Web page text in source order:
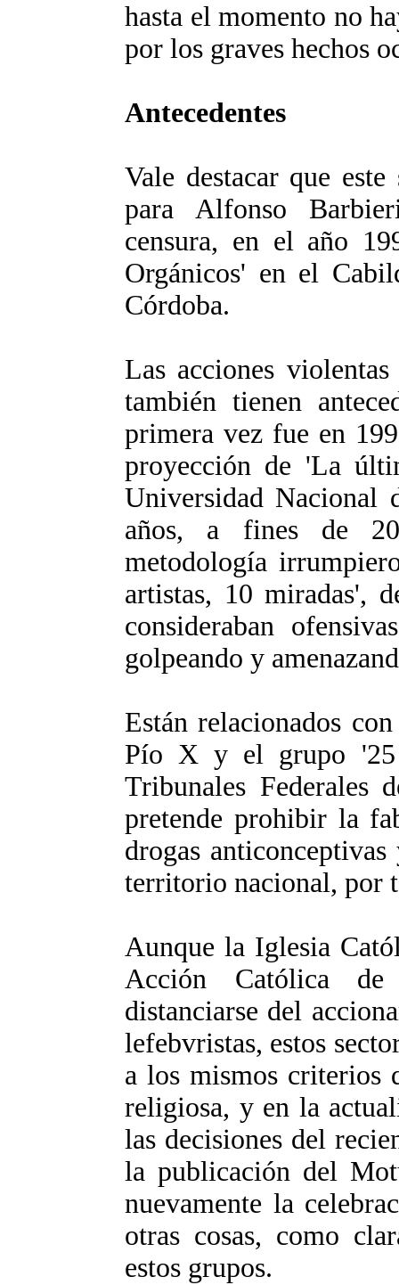
hasta el momento no
por los graves hechos
Antecedentes
Vale destacar que
para Alfonso
censura, en el año
Orgánicos' en el
Córdoba.
Las acciones
también tienen
primera vez fue en
proyección de 'La
Universidad Nacional
años, a fines de
metodología
artistas, 10 miradas',
consideraban
golpeando y
Están relacionados
Pío X y el grupo '25
Tribunales Federales
pretende prohibir la
drogas
territorio nacional, por
Aunque la Iglesia
Acción Católica
distanciarse del
lefebvristas, estos
a los mismos criterios
religiosa, y en la
las decisiones del
la publicación del
nuevamente la
otras cosas, como
estos grupos.